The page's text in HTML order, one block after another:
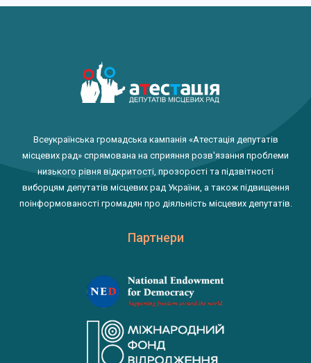
Всеукраїнська громадська кампанія «Атестація депутатів
місцевих рад» спрямована на сприяння розв'язання проблеми
низького рівня відкритості, прозорості та підзвітності
виборцям депутатів місцевих рад України, а також підвищення
поінформованості громадян про діяльність місцевих депутатів.
Партнери